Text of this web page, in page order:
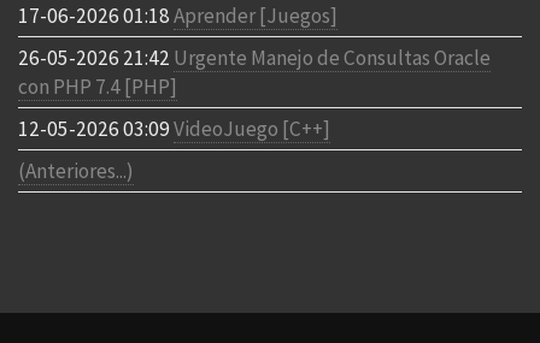
17-06-2026 01:18Aprender [Juegos]
26-05-2026 21:42 Urgente Manejo de Consultas Oracle
con PHP 7.4 [PHP]
12-05-2026 03:09VideoJuego [C++]
(Anteriores...)